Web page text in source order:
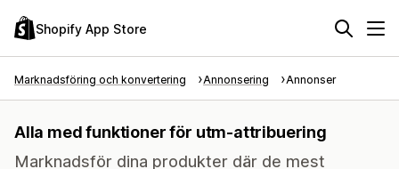
Shopify App Store
Marknadsföring och konvertering Annonsering Annonser
Alla med funktioner för utm-attribuering
Marknadsför dina produkter där de mest